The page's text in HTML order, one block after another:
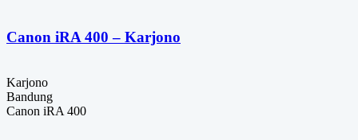
Canon iRA 400 – Karjono
Karjono
Bandung
Canon iRA 400